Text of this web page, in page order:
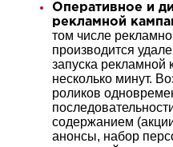
Оперативное и
рекламной
том числе
производится
запуска рекламной
несколько минут.
роликов
содержанием
анонсы, набор